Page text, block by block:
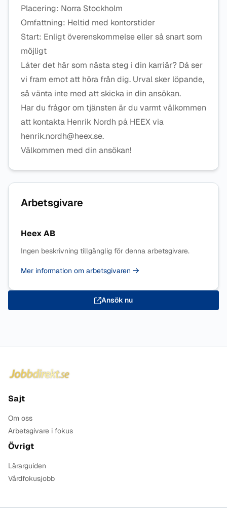
Placering: Norra Stockholm
Omfattning: Heltid med kontorstider
Start: Enligt överenskommelse eller så snart som
möjligt
Låter det här som nästa steg i din karriär? Då ser
vi fram emot att höra från dig. Urval sker löpande,
så vänta inte med att skicka in din ansökan.
Har du frågor om tjänsten är du varmt välkommen
att kontakta Henrik Nordh på HEEX via
henrik.nordh@heex.se.
Välkommen med din ansökan!
Arbetsgivare
Heex AB
Ingen beskrivning tillgänglig för denna arbetsgivare.
Mer information om arbetsgivaren
Ansök nu
Sajt
Om oss
Arbetsgivare i fokus
Övrigt
Lärarguiden
Vårdfokusjobb